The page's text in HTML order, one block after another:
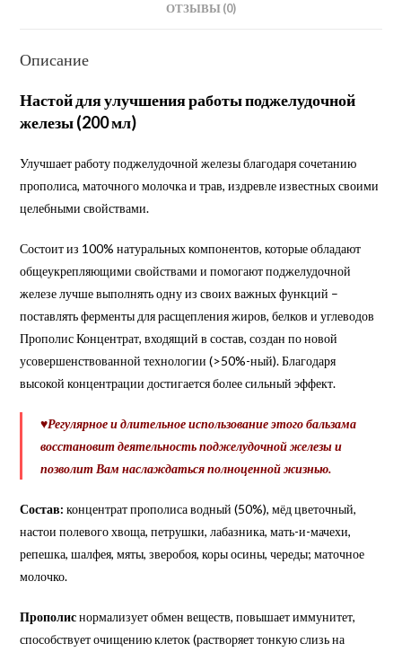
ОТЗЫВЫ (0)
Описание
Настой для улучшения работы поджелудочной
железы (200 мл)
Улучшает работу поджелудочной железы благодаря сочетанию
прополиса, маточного молочка и трав, издревле известных своими
целебными свойствами.
Состоит из 100% натуральных компонентов, которые обладают
общеукрепляющими свойствами и помогают поджелудочной
железе лучше выполнять одну из своих важных функций –
поставлять ферменты для расщепления жиров, белков и углеводов
Прополис Концентрат, входящий в состав, создан по новой
усовершенствованной технологии (>50%-ный). Благодаря
высокой концентрации достигается более сильный эффект.
♥Регулярное и длительное использование этого бальзама
восстановит деятельность поджелудочной железы и
позволит Вам наслаждаться полноценной жизнью.
Состав: концентрат прополиса водный (50%), мёд цветочный,
настои полевого хвоща, петрушки, лабазника, мать-и-мачехи,
репешка, шалфея, мяты, зверобоя, коры осины, череды; маточное
молочко.
Прополиснормализует обмен веществ, повышает иммунитет,
способствует очищению клеток (растворяет тонкую слизь на